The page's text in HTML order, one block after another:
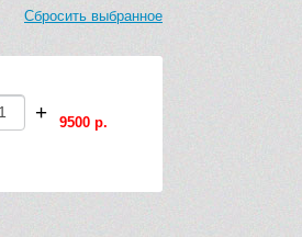
Сбросить выбранное
+ 9500 р.